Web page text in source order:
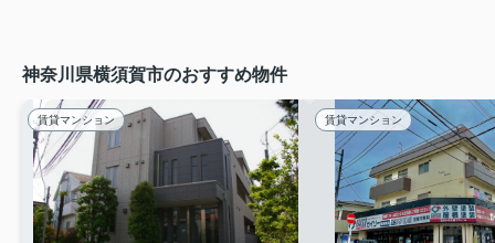
神奈川県横須賀市のおすすめ物件
賃貸マンション 賃貸マンション